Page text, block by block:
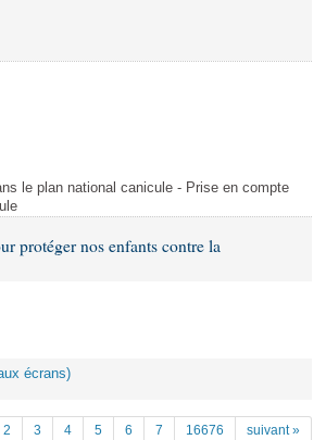
le plan national canicule - Prise en compte
protéger nos enfants contre la
écrans)
2 3 4 5 6 7 16676 suivant »